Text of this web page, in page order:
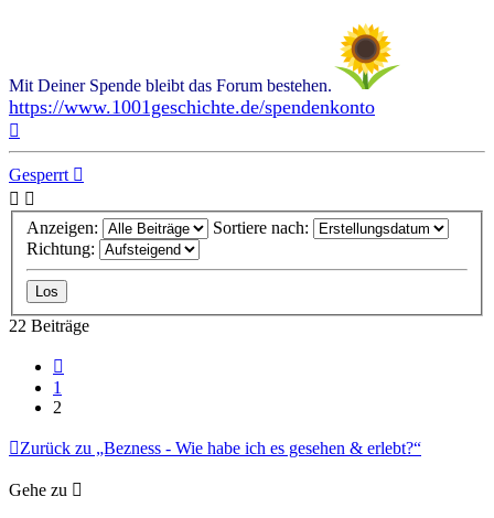
Mit Deiner Spende bleibt das Forum bestehen.
https://www.1001geschichte.de/spendenkonto
Gesperrt
Anzeigen:
Sortiere nach:
Richtung:
22 Beiträge
1
2
Zurück zu „Bezness - Wie habe ich es gesehen & erlebt?“
Gehe zu